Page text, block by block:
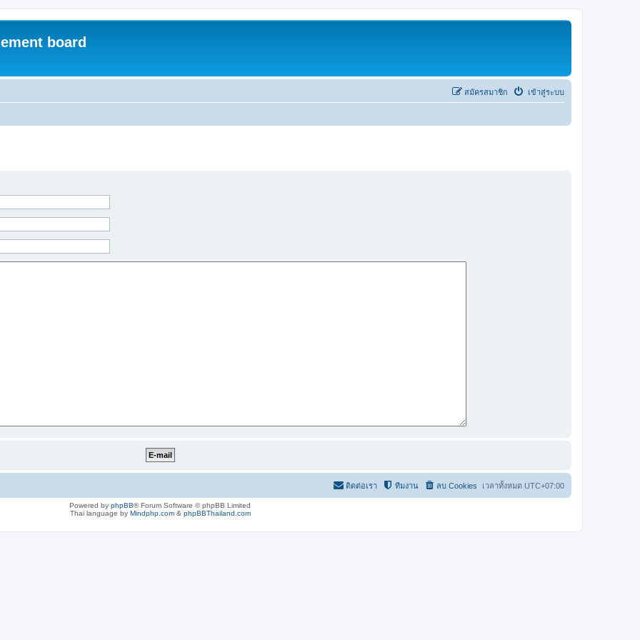
board
เข้าสู่ระบบ
สมัครสมาชิก
เวลาทั้งหมด UTC+07:00
ลบ Cookies
ทีมงาน
ติดต่อเรา
Powered by phpBB® Forum Software © phpBB Limited
Thai language by Mindphp.com& phpBBThailand.com